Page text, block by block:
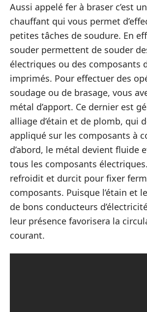
Aussi appelé fer à braser c’est
chauffant qui vous permet
petites tâches de soudure. En
souder permettent de souder
électriques ou des composants
imprimés. Pour effectuer des
soudage ou de brasage, vous
métal d’apport. Ce dernier est
alliage d’étain et de plomb, qui
appliqué sur les composants à
d’abord, le métal devient fluide
tous les composants
refroidit et durcit pour fixer
composants. Puisque l’étain et
de bons conducteurs
leur présence favorisera la
courant.